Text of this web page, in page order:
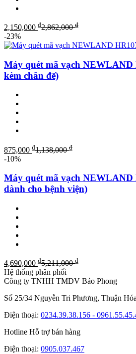
2,150,000 ₫2,862,000₫
-23%
Máy quét mã vạch NEWLAND
kèm chân đế)
875,000 ₫1,138,000₫
-10%
Máy quét mã vạch NEWLAND
dành cho bệnh viện)
4,690,000 ₫5,211,000₫
Hệ thống phân phối
Công ty TNHH TMDV Bảo Phong
Số 25/34 Nguyễn Tri Phương, Thuận
Điện thoại: 0234.39.38.156 -
Hotline Hỗ trợ bán hàng
Điện thoại: 0905.037.467